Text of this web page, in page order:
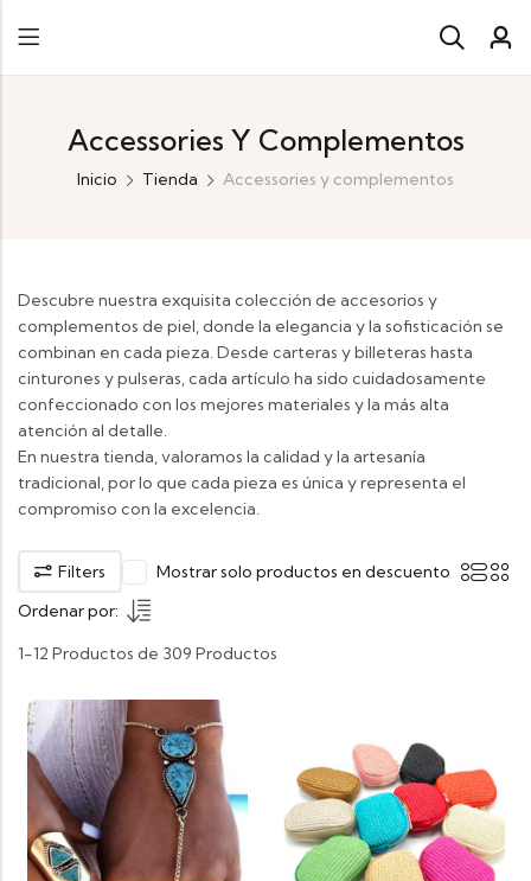
Accessories Y Complementos
Inicio Tienda Accessories y complementos
Descubre nuestra exquisita colección de accesorios y
complementos de piel, donde la elegancia y la sofisticación se
combinan en cada pieza. Desde carteras y billeteras hasta
cinturones y pulseras, cada artículo ha sido cuidadosamente
confeccionado con los mejores materiales y la más alta
atención al detalle.
En nuestra tienda, valoramos la calidad y la artesanía
tradicional, por lo que cada pieza es única y representa el
compromiso con la excelencia.
Filters
Mostrar solo productos en descuento
Ordenar por:
1-12 Productos de 309 Productos